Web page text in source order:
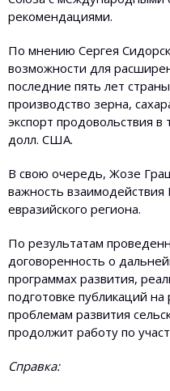
рекомендациями.
По мнению Сергея
возможности для
последние пять лет
производство зерна,
экспорт продовольствия
долл. США.
В свою очередь, Жозе
важность
евразийского региона.
По результатам
договоренность о
программах развития,
подготовке публикаций
проблемам развития
продолжит работу по
Справка: